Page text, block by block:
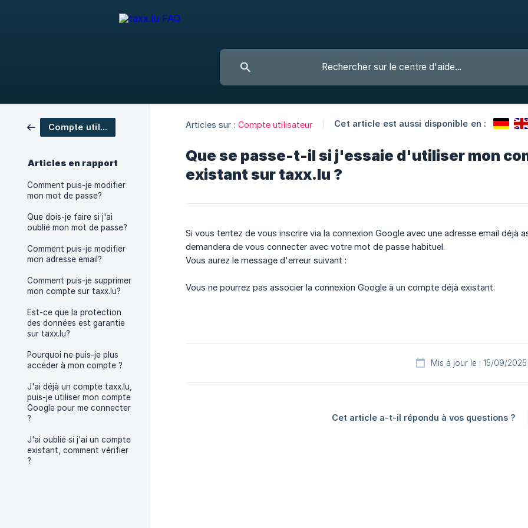
Compte utilisateur
Articles en rapport
Comment puis-je modifier
mon mot de passe?
Que dois-je faire si j'ai
oublié mon mot de passe?
Comment puis-je modifier
mon adresse email?
Comment puis-je supprimer
mon compte sur taxx.lu?
Est-ce que la protection
des données est garantie
sur taxx.lu?
Pourquoi ne puis-je plus
accéder à mon compte ?
J'ai déjà un compte taxx.lu,
puis-je utiliser mon compte
Google pour me connecter
?
J'ai oublié si j'ai un compte
existant, comment vérifier
?
Articles sur : Compte utilisateur Cet article est aussi disponible en :
Que se passe-t-il si j'essaie d'utiliser mon
existant sur taxx.lu ?
Si vous tentez de vous inscrire via la connexion Google avec une adresse email déjà
demandera de vous connecter avec votre mot de passe habituel.
Vous aurez le message d'erreur suivant :
Vous ne pourrez pas associer la connexion Google à un compte déjà existant.
Mis à jour le : 15/09/2025
Cet article a-t-il répondu à vos questions ?